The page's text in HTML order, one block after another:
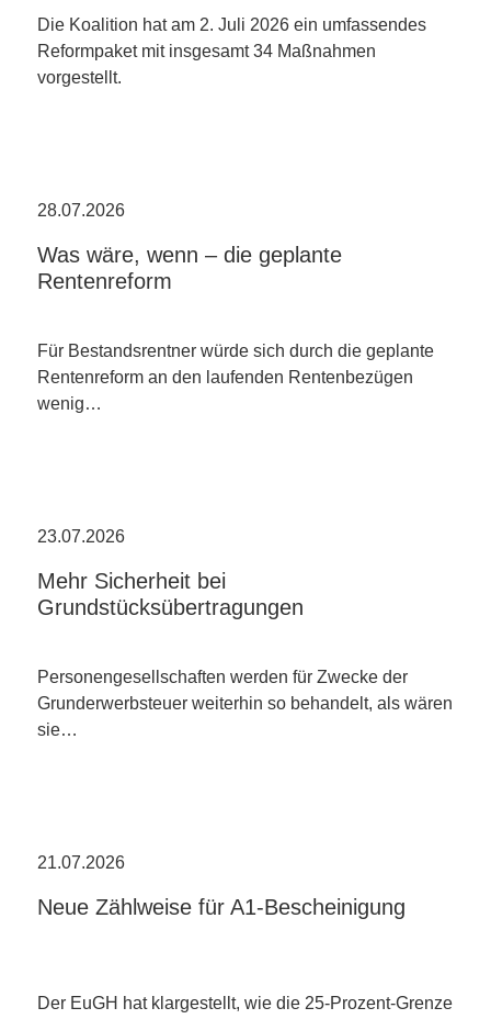
Die Koalition hat am 2. Juli 2026 ein umfassendes
Reformpaket mit insgesamt 34 Maßnahmen
vorgestellt.
28.07.2026
Was wäre, wenn – die geplante
Rentenreform
Für Bestandsrentner würde sich durch die geplante
Rentenreform an den laufenden Rentenbezügen
wenig…
23.07.2026
Mehr Sicherheit bei
Grundstücksübertragungen
Personengesellschaften werden für Zwecke der
Grunderwerbsteuer weiterhin so behandelt, als wären
sie…
21.07.2026
Neue Zählweise für A1-Bescheinigung
Der EuGH hat klargestellt, wie die 25-Prozent-Grenze